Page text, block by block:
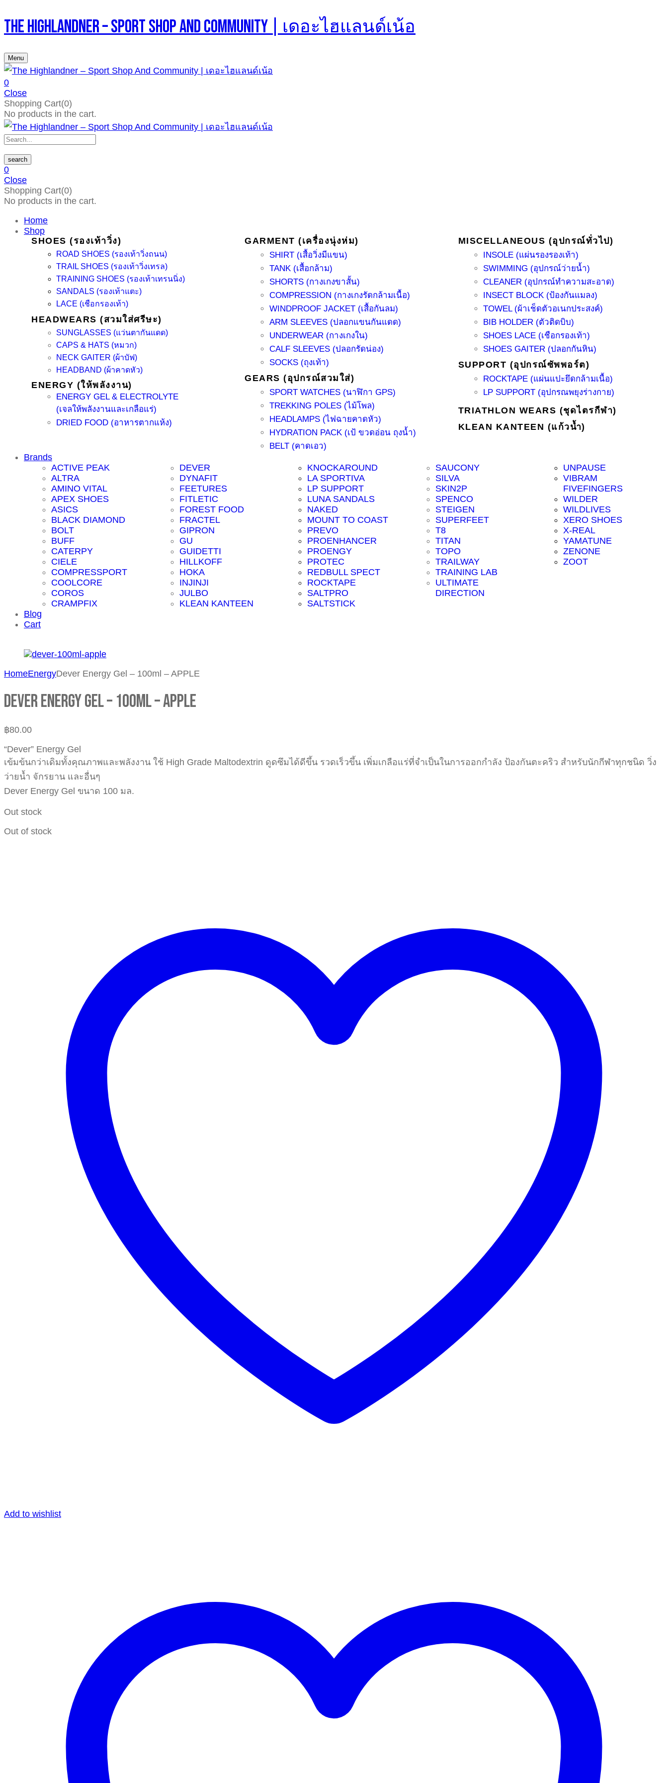
The Highlandner – Sport Shop And Community | เดอะไฮแลนด์เน้อ
Menu
0
Close
Shopping Cart(0)
No products in the cart.
search
0
Close
Shopping Cart(0)
No products in the cart.
Home
Shop
SHOES (รองเท้าวิ่ง)
ROAD SHOES (รองเท้าวิ่งถนน)
TRAIL SHOES (รองเท้าวิ่งเทรล)
TRAINING SHOES (รองเท้าเทรนนิ่ง)
SANDALS (รองเท้าแตะ)
LACE (เชือกรองเท้า)
HEADWEARS (สวมใส่ศรีษะ)
SUNGLASSES (แว่นตากันแดด)
CAPS & HATS (หมวก)
NECK GAITER (ผ้าบัฟ)
HEADBAND (ผ้าคาดหัว)
ENERGY (ให้พลังงาน)
ENERGY GEL & ELECTROLYTE
(เจลให้พลังงานและเกลือแร่)
DRIED FOOD (อาหารตากแห้ง)
GARMENT (เครื่องนุ่งห่ม)
SHIRT (เสื้อวิ่งมีแขน)
TANK (เสื้อกล้าม)
SHORTS (กางเกงขาสั้น)
COMPRESSION (กางเกงรัดกล้ามเนื้อ)
WINDPROOF JACKET (เสื้อกันลม)
ARM SLEEVES (ปลอกแขนกันแดด)
UNDERWEAR (กางเกงใน)
CALF SLEEVES (ปลอกรัดน่อง)
SOCKS (ถุงเท้า)
GEARS (อุปกรณ์สวมใส่)
SPORT WATCHES (นาฬิกา GPS)
TREKKING POLES (ไม้โพล)
HEADLAMPS (ไฟฉายคาดหัว)
HYDRATION PACK (เป้ ขวดอ่อน ถุงน้ำ)
BELT (คาดเอว)
MISCELLANEOUS (อุปกรณ์ทั่วไป)
INSOLE (แผ่นรองรองเท้า)
SWIMMING (อุปกรณ์ว่ายน้ำ)
CLEANER (อุปกรณ์ทำความสะอาด)
INSECT BLOCK (ป้องกันแมลง)
TOWEL (ผ้าเช็ดตัวอเนกประสงค์)
BIB HOLDER (ตัวติดบิบ)
SHOES LACE (เชือกรองเท้า)
SHOES GAITER (ปลอกกันหิน)
SUPPORT (อุปกรณ์ซัพพอร์ต)
ROCKTAPE (แผ่นแปะยึดกล้ามเนื้อ)
LP SUPPORT (อุปกรณพยุงร่างกาย)
TRIATHLON WEARS (ชุดไตรกีฬา)
KLEAN KANTEEN (แก้วน้ำ)
Brands
ACTIVE PEAK
ALTRA
AMINO VITAL
APEX SHOES
ASICS
BLACK DIAMOND
BOLT
BUFF
CATERPY
CIELE
COMPRESSPORT
COOLCORE
COROS
CRAMPFIX
DEVER
DYNAFIT
FEETURES
FITLETIC
FOREST FOOD
FRACTEL
GIPRON
GU
GUIDETTI
HILLKOFF
HOKA
INJINJI
JULBO
KLEAN KANTEEN
KNOCKAROUND
LA SPORTIVA
LP SUPPORT
LUNA SANDALS
NAKED
MOUNT TO COAST
PREVO
PROENHANCER
PROENGY
PROTEC
REDBULL SPECT
ROCKTAPE
SALTPRO
SALTSTICK
SAUCONY
SILVA
SKIN2P
SPENCO
STEIGEN
SUPERFEET
T8
TITAN
TOPO
TRAILWAY
TRAINING LAB
ULTIMATE
DIRECTION
UNPAUSE
VIBRAM
FIVEFINGERS
WILDER
WILDLIVES
XERO SHOES
X-REAL
YAMATUNE
ZENONE
ZOOT
Blog
Cart
HomeEnergyDever Energy Gel – 100ml – APPLE
Dever Energy Gel – 100ml – APPLE
฿80.00
“Dever” Energy Gel
เข้มข้นกว่าเดิมทั้งคุณภาพและพลังงาน ใช้ High Grade Maltodextrin ดูดซึมได้ดีขึ้น รวดเร็วขึ้น เพิ่มเกลือแร่ที่จำเป็นในการออกกำลัง ป้องกันตะคริว สำหรับนักกีฬาทุกชนิด วิ่ง
ว่ายน้ำ จักรยาน และอื่นๆ
Dever Energy Gel ขนาด 100 มล.
Out stock
Out of stock
Add to wishlist